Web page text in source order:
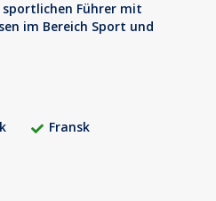
Führer mit
im Bereich Sport und
Fransk